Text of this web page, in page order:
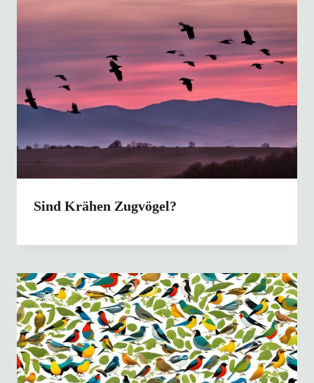
Sind Krähen Zugvögel?